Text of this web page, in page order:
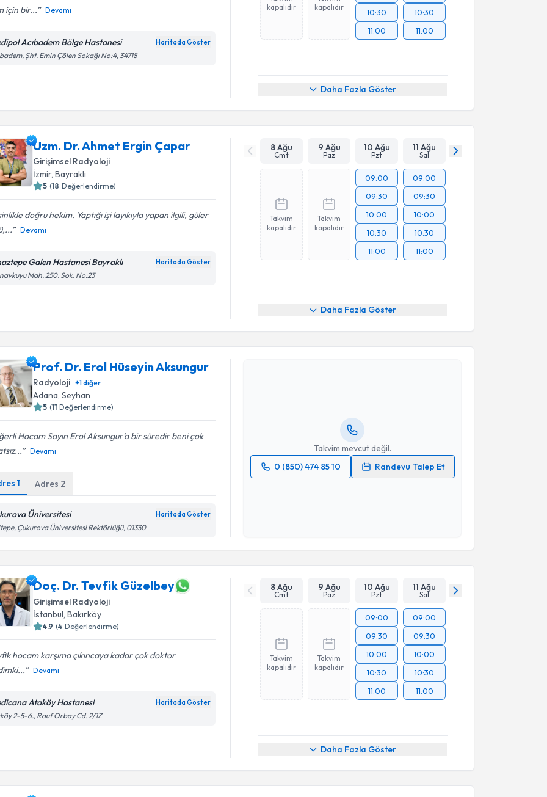
için bir...
Devamı
Acıbadem Bölge Hastanesi Haritada Göster
Şht. Emin Çölen Sokağı No:4, 34718
kapalıdır
kapalıdır
10:30
11:00
10:30
11:00
Daha Fazla Göster
Uzm. Dr. Ahmet Ergin Çapar
Girişimsel Radyoloji
İzmir,Bayraklı
5 (18 Değerlendirme)
doğru hekim. Yaptığı işi layıkıyla yapan ilgili, güler
Devamı
Galen Hastanesi Bayraklı Haritada Göster
Mah. 250. Sok. No:23
8 Ağu
Cmt
9 Ağu
Paz
10 Ağu
Pzt
11 Ağu
Sal
Takvim
kapalıdır
Takvim
kapalıdır
09:00
09:30
10:00
10:30
11:00
09:00
09:30
10:00
10:30
11:00
Daha Fazla Göster
Prof. Dr. Erol Hüseyin Aksungur
Radyoloji +1diğer
Adana ,Seyhan
5 (11 Değerlendirme)
Hocam Sayın Erol Aksungur’a bir süredir beni çok
Devamı
1 Adres 2
Üniversitesi Haritada Göster
Çukurova Üniversitesi Rektörlüğü, 01330
Takvim mevcut değil.
0 (850) 474 85 10
Randevu Talep Et
Takvim Talebini Gönder
Doç. Dr. Tevfik Güzelbey
Girişimsel Radyoloji
İstanbul ,Bakırköy
4.9 (4 Değerlendirme)
hocam karşıma çıkıncaya kadar çok doktor
Devamı
Ataköy Hastanesi Haritada Göster
2-5-6., Rauf Orbay Cd. 2/1Z
8 Ağu
Cmt
9 Ağu
Paz
10 Ağu
Pzt
11 Ağu
Sal
Takvim
kapalıdır
Takvim
kapalıdır
09:00
09:30
10:00
10:30
11:00
09:00
09:30
10:00
10:30
11:00
Daha Fazla Göster
Randevu Takvimi Talebi